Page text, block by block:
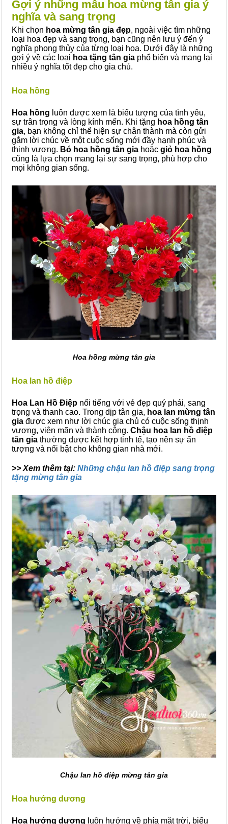
Gợi ý những mẫu hoa mừng tân gia ý
nghĩa và sang trọng
Khi chọn hoa mừng tân gia đẹp, ngoài việc tìm những
loại hoa đẹp và sang trọng, bạn cũng nên lưu ý đến ý
nghĩa phong thủy của từng loại hoa. Dưới đây là những
gợi ý về các loại hoa tặng tân gia phổ biến và mang lại
nhiều ý nghĩa tốt đẹp cho gia chủ.
Hoa hồng
Hoa hồng luôn được xem là biểu tượng của tình yêu,
sự trân trọng và lòng kính mến. Khi tặng hoa hồng tân
gia, bạn không chỉ thể hiện sự chân thành mà còn gửi
gắm lời chúc về một cuộc sống mới đầy hạnh phúc và
thịnh vượng. Bó hoa hồng tân gia hoặc giỏ hoa hồng
cũng là lựa chọn mang lại sự sang trọng, phù hợp cho
mọi không gian sống.
Hoa hồng mừng tân gia
Hoa lan hồ điệp
Hoa Lan Hồ Điệp nổi tiếng với vẻ đẹp quý phái, sang
trọng và thanh cao. Trong dịp tân gia, hoa lan mừng tân
gia được xem như lời chúc gia chủ có cuộc sống thịnh
vượng, viên mãn và thành công. Chậu hoa lan hồ điệp
tân gia thường được kết hợp tinh tế, tạo nên sự ấn
tượng và nổi bật cho không gian nhà mới.
>> Xem thêm tại: Những chậu lan hồ điệp sang trọng
tặng mừng tân gia
Chậu lan hồ điệp mừng tân gia
Hoa hướng dương
Hoa hướng dương luôn hướng về phía mặt trời, biểu